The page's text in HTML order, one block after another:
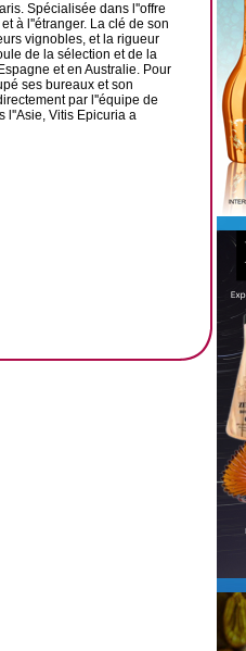
Spécialisée dans l''offre
à l''étranger. La clé de son
vignobles, et la rigueur
de la sélection et de la
et en Australie. Pour
ses bureaux et son
par l''équipe de
l''Asie, Vitis Epicuria a